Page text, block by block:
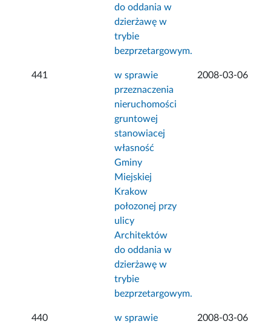
do oddania w
dzierżawę w
trybie
bezprzetargowym.
441
w sprawie
przeznaczenia
nieruchomości
gruntowej
stanowiacej
własność
Gminy
Miejskiej
Krakow
połozonej przy
ulicy
Architektów
do oddania w
dzierżawę w
trybie
bezprzetargowym.
2008-03-06
440
w sprawie
2008-03-06